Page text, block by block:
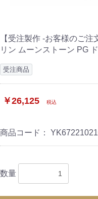
【受注製作 -お客様のご
リン ムーンストーン PG
受注商品
￥26,125 税込
商品コード：
数量